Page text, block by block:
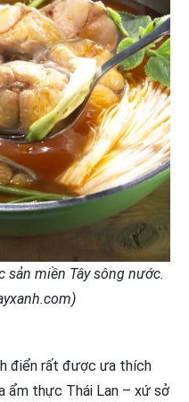
sản miền Tây sông nước.
điển rất được ưa thích
ẩm thực Thái Lan – xứ sở